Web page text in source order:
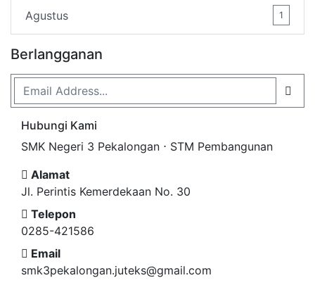
Agustus 1
Berlangganan
Hubungi Kami
SMK Negeri 3 Pekalongan ⋅ STM Pembangunan
Alamat
Jl. Perintis Kemerdekaan No. 30
Telepon
0285-421586
Email
smk3pekalongan.juteks@gmail.com